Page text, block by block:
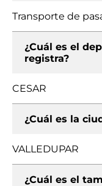
Transporte de
¿Cuál es el
registra?
CESAR
¿Cuál es la
VALLEDUPAR
¿Cuál es el